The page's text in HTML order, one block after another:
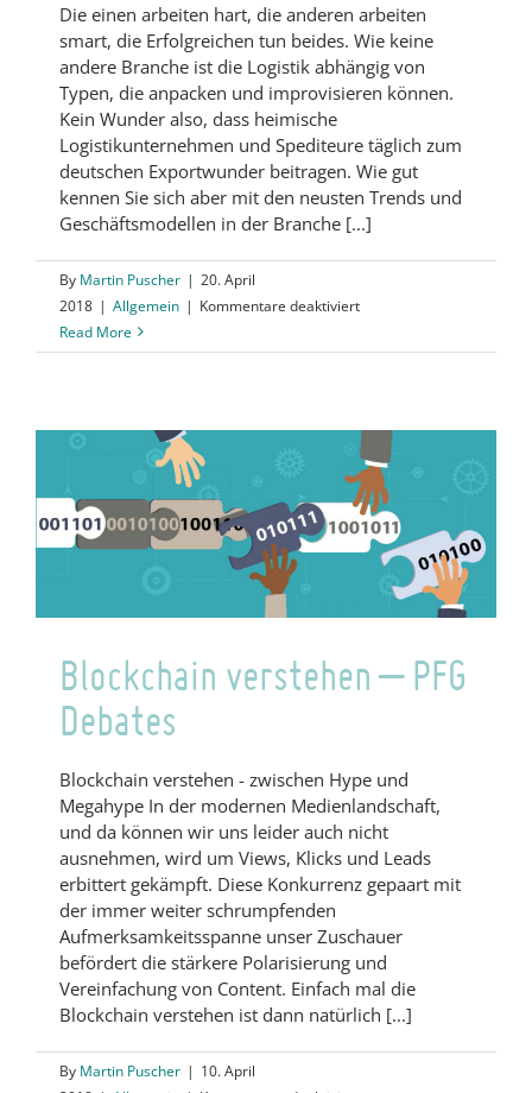
Die einen arbeiten hart, die anderen arbeiten
smart, die Erfolgreichen tun beides. Wie keine
andere Branche ist die Logistik abhängig von
Typen, die anpacken und improvisieren können.
Kein Wunder also, dass heimische
Logistikunternehmen und Spediteure täglich zum
deutschen Exportwunder beitragen. Wie gut
kennen Sie sich aber mit den neusten Trends und
Geschäftsmodellen in der Branche [...]
By Martin Puscher | 20. April
2018 | Allgemein | Kommentare deaktiviertfür
Transport
–
Wie
gut
kennen
Sie
Branche?
Read More
Blockchain verstehen – PFG
Debates
Blockchain verstehen - zwischen Hype und
Megahype In der modernen Medienlandschaft,
und da können wir uns leider auch nicht
ausnehmen, wird um Views, Klicks und Leads
erbittert gekämpft. Diese Konkurrenz gepaart mit
der immer weiter schrumpfenden
Aufmerksamkeitsspanne unser Zuschauer
befördert die stärkere Polarisierung und
Vereinfachung von Content. Einfach mal die
Blockchain verstehen ist dann natürlich [...]
By Martin Puscher | 10. April